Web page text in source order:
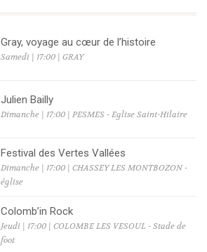
Gray, voyage au cœur de l’histoire
Samedi | 17:00 | GRAY
Julien Bailly
Dimanche | 17:00 | PESMES - Eglise Saint-Hilaire
Festival des Vertes Vallées
Dimanche | 17:00 | CHASSEY LES MONTBOZON -
église
Colomb’in Rock
Jeudi | 17:00 | COLOMBE LES VESOUL - Stade de
foot